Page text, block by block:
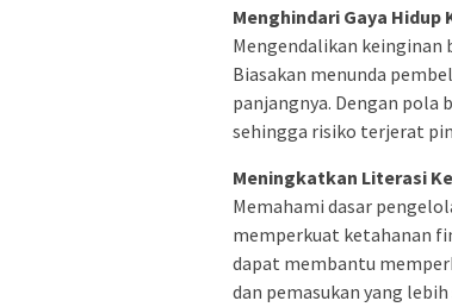
Menghindari Gaya
Mengendalikan keinginan
Biasakan menunda
panjangnya. Dengan pola
sehingga risiko terjerat
Meningkatkan Literasi
Memahami dasar
memperkuat ketahanan
dapat membantu
dan pemasukan yang